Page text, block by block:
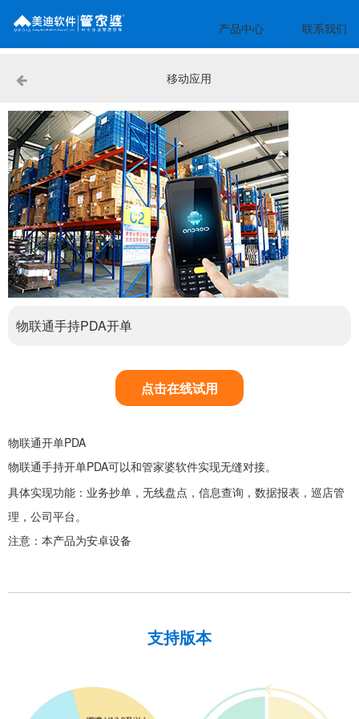
产品中心 联系我们
移动应用
物联通手持PDA开单
点击在线试用
物联通开单PDA
物联通手持开单PDA可以和管家婆软件实现无缝对接。
具体实现功能：业务抄单，无线盘点，信息查询，数据报表，巡店管
理，公司平台。
注意：本产品为安卓设备
支持版本